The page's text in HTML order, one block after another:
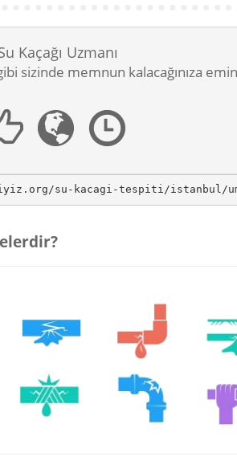
Kaçağı Uzmanı
sizinde memnun kalacağınıza
su-kacagi-tespiti/istanbul/